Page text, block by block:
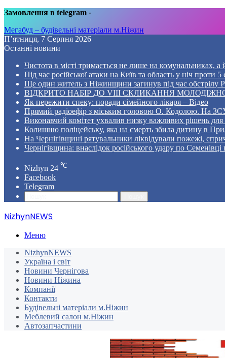
Замовлення в telegram -
Мегабуд – будівельні матеріали м.Ніжин
П’ятниця, 7 Серпня 2026
Останні новини
Чистота в місті тримається не лише на комунальниках, а й
Під час російської атаки на Київ та область у ніч проти
Ще один житель з Ніжинщини загинув під час обстрілу
ВІДКРИТО НАБІР ДО VIII СКЛИКАННЯ
Як пережити спеку: поради сімейного лікаря – Відео
Прямий радіоефір з міським головою О. Кодолою. На
Виконавчий комітет ухвалив низку важливих рішень
Колишню поліцейську, яка на смерть збила дитину в
На Чернігівщині рятувальники ліквідували пожежі,
Чернігівщина: внаслідок російського удару по
Nizhyn 24 ℃
Facebook
Telegram
NizhynNEWS
Меню
NizhynNEWS
Україна і світ
Новини Чернігова
Новини Ніжина
Компанії
Контакти
Будівельні матеріали м.Ніжин
Меблевий салон м.Ніжин
Автозапчастини